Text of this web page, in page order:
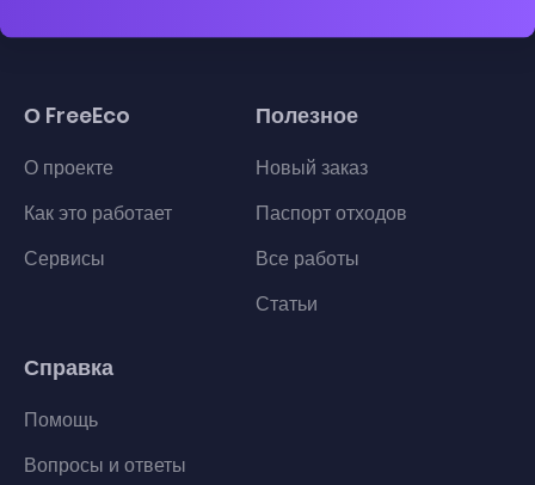
О FreeEco
О проекте
Как это работает
Сервисы
Полезное
Новый заказ
Паспорт отходов
Все работы
Статьи
Справка
Помощь
Вопросы и ответы